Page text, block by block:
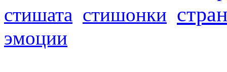
стишата стишонки
эмоции